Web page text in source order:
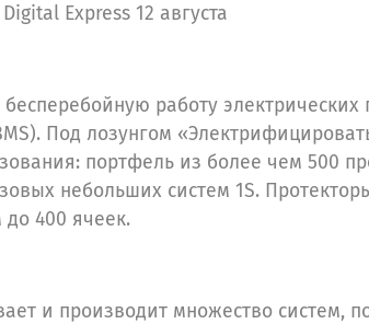
Express 12 августа
работу
Под лозунгом
портфель из более чем 500
небольших систем 1S.
400 ячеек.
и производит множество систем,